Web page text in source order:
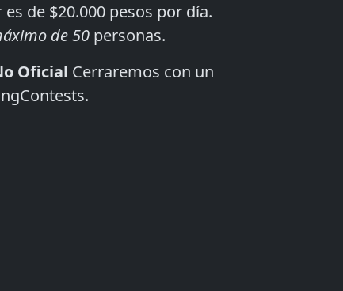
de $20.000 pesos por día.
de 50 personas.
Oficial Cerraremos con un